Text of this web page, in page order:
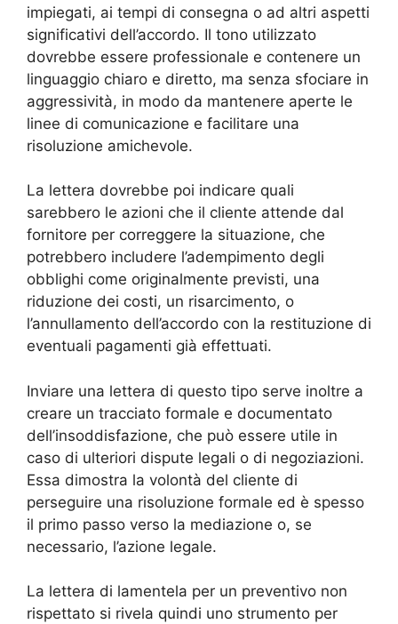
impiegati, ai tempi di consegna o ad altri aspetti
significativi dell’accordo. Il tono utilizzato
dovrebbe essere professionale e contenere un
linguaggio chiaro e diretto, ma senza sfociare in
aggressività, in modo da mantenere aperte le
linee di comunicazione e facilitare una
risoluzione amichevole.
La lettera dovrebbe poi indicare quali
sarebbero le azioni che il cliente attende dal
fornitore per correggere la situazione, che
potrebbero includere l’adempimento degli
obblighi come originalmente previsti, una
riduzione dei costi, un risarcimento, o
l’annullamento dell’accordo con la restituzione di
eventuali pagamenti già effettuati.
Inviare una lettera di questo tipo serve inoltre a
creare un tracciato formale e documentato
dell’insoddisfazione, che può essere utile in
caso di ulteriori dispute legali o di negoziazioni.
Essa dimostra la volontà del cliente di
perseguire una risoluzione formale ed è spesso
il primo passo verso la mediazione o, se
necessario, l’azione legale.
La lettera di lamentela per un preventivo non
rispettato si rivela quindi uno strumento per